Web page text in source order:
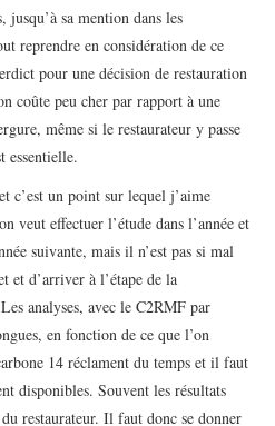
jusqu’à sa mention dans les
reprendre en considération de ce
pour une décision de restauration
coûte peu cher par rapport à une
même si le restaurateur y passe
essentielle.
c’est un point sur lequel j’aime
veut effectuer l’étude dans l’année et
suivante, mais il n’est pas si mal
et d’arriver à l’étape de la
analyses, avec le C2RMF par
en fonction de ce que l’on
14 réclament du temps et il faut
disponibles. Souvent les résultats
restaurateur. Il faut donc se donner